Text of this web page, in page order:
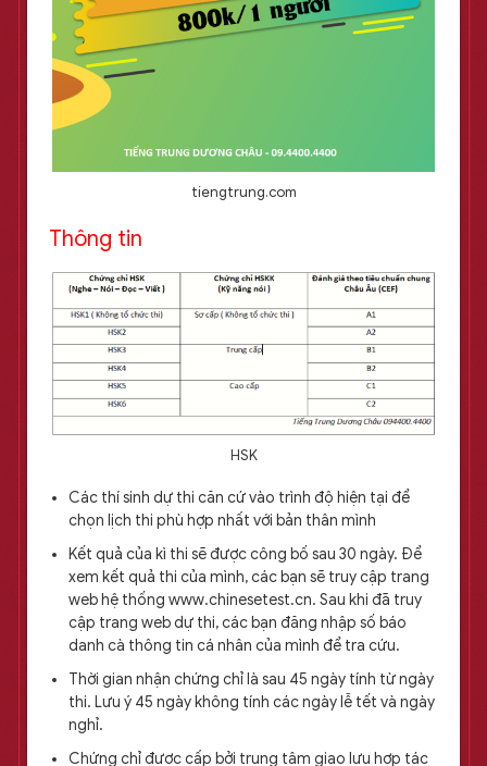
tiengtrung.com
Thông tin
HSK
Các thí sinh dự thi căn cứ vào trình độ hiện tại để
chọn lịch thi phù hợp nhất với bản thân mình
Kết quả của kì thi sẽ được công bố sau 30 ngày. Để
xem kết quả thi của mình, các bạn sẽ truy cập trang
web hệ thống www.chinesetest.cn. Sau khi đã truy
cập trang web dự thi, các bạn đăng nhập số báo
danh cà thông tin cá nhân của mình để tra cứu.
Thời gian nhận chứng chỉ là sau 45 ngày tính từ ngày
thi. Lưu ý 45 ngày không tính các ngày lễ tết và ngày
nghỉ.
Chứng chỉ được cấp bởi trung tâm giao lưu hợp tác